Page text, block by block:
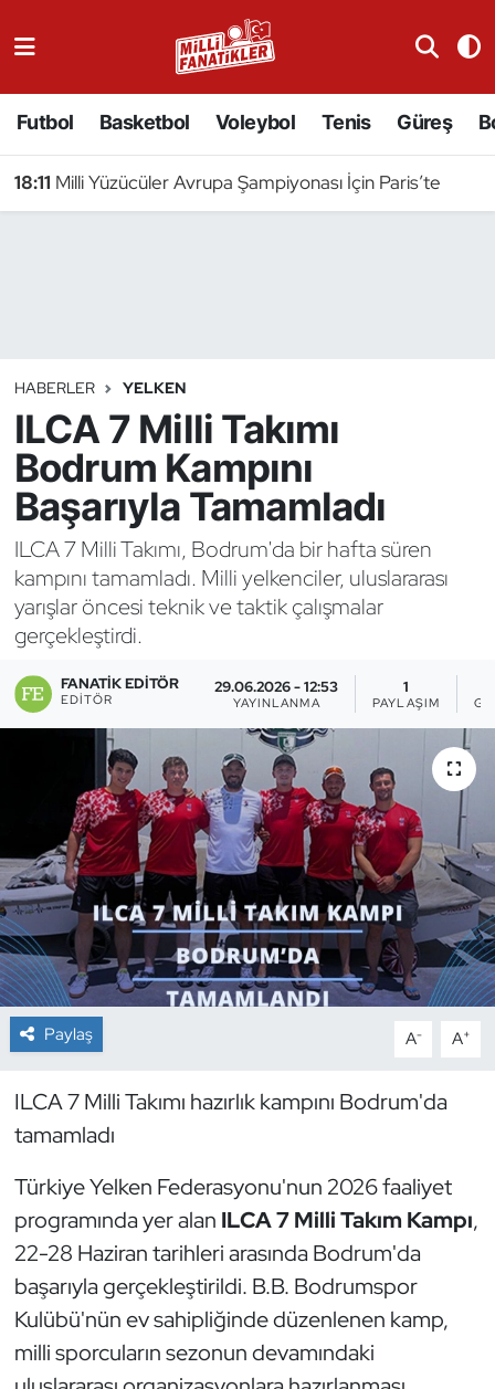
Futbol Basketbol Voleybol Tenis Güreş
18:11 Milli Yüzücüler Avrupa Şampiyonası İçin Paris’te
HABERLER YELKEN
ILCA 7 Milli Takımı
Bodrum Kampını
Başarıyla Tamamladı
ILCA 7 Milli Takımı, Bodrum'da bir hafta süren
kampını tamamladı. Milli yelkenciler, uluslararası
yarışlar öncesi teknik ve taktik çalışmalar
gerçekleştirdi.
FANATIK EDITÖR
EDITÖR
29.06.2026 - 12:53
YAYINLANMA
1
PAYLAŞIM
Paylaş A- A+
ILCA 7 Milli Takımı hazırlık kampını Bodrum'da
tamamladı
Türkiye Yelken Federasyonu'nun 2026 faaliyet
programında yer alan ILCA 7 Milli Takım Kampı,
22-28 Haziran tarihleri arasında Bodrum'da
başarıyla gerçekleştirildi. B.B. Bodrumspor
Kulübü'nün ev sahipliğinde düzenlenen kamp,
milli sporcuların sezonun devamındaki
Badminton
Binicilik
Bisiklet
Bocce Bowling Dart
Boks
Briç
Buz Hokeyi
Buz Pateni
Çim Hokeyi
Cimnastik
Curling
Dağcılık
Dans Sporları
Dövüş Sanatı
Eskrim
Futbol
Futsal
Genel